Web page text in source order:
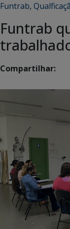
Funtrab,
Funtrab
Compartilhar: